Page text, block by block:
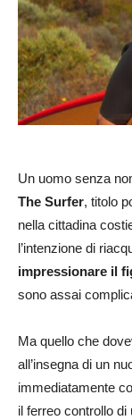
Un uomo senza
The Surfer, titolo
nella cittadina
l’intenzione di
impressionare il
sono assai
Ma quello che
all’insegna di un
immediatamente
il ferreo controllo